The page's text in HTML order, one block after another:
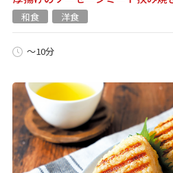
和食 洋食
～10分